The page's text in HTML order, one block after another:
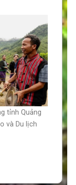
tỉnh Quảng
và Du lịch